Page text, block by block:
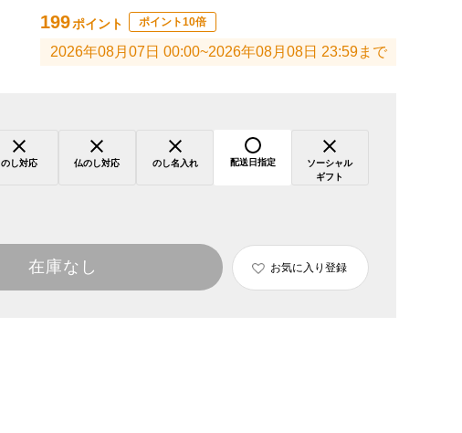
199ポイント ポイント10倍
2026年08月07日 00:00~2026年08月08日 23:59まで
のし対応 仏のし対応 のし名入れ 配送日指定
ソーシャル
ギフト
在庫なし お気に入り登録